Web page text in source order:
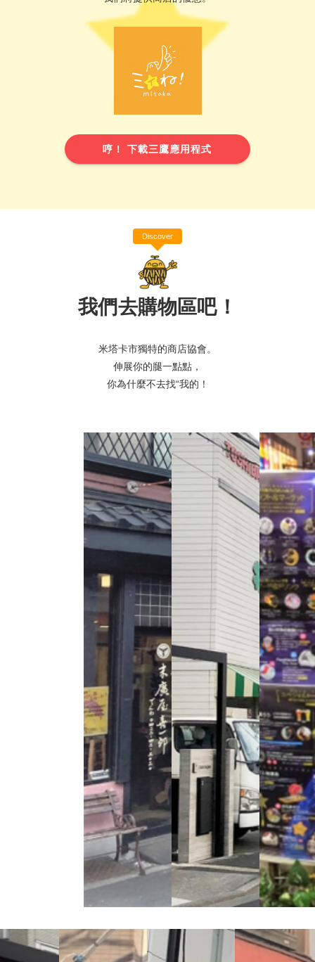
哼！ 下載三鷹應用程式
Discover
我們去購物區吧！
米塔卡市獨特的商店協會。
伸展你的腿一點點，
你為什麼不去找“我的！